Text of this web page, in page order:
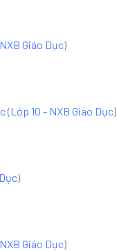
Giáo Dục)
(Lớp 10 - NXB Giáo Dục)
)
Giáo Dục)